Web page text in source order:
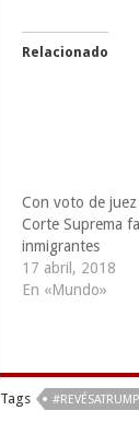
Relacionado
Con voto de
Corte Suprema
inmigrantes
17 abril, 2018
En «Mundo»
Tags #REVÉSATRUMP